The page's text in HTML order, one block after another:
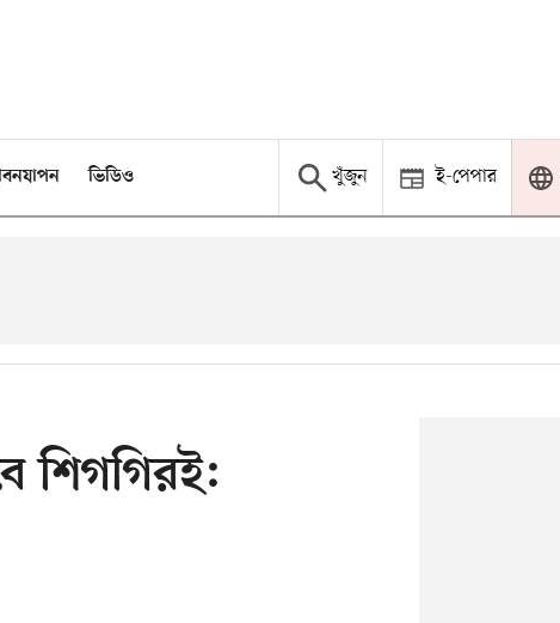
ভিডিও খুঁজুন ই-পেপার
শিগগিরই: